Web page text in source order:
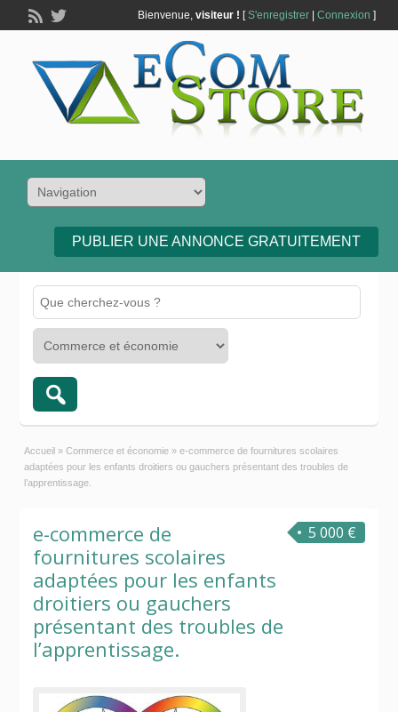
Bienvenue, visiteur ! [S'enregistrer| Connexion ]
PUBLIER UNE ANNONCE GRATUITEMENT
Accueil » Commerce et économie » e-commerce de fournitures scolaires
adaptées pour les enfants droitiers ou gauchers présentant des troubles de
l’apprentissage.
5 000 €
e-commerce de
fournitures scolaires
adaptées pour les enfants
droitiers ou gauchers
présentant des troubles de
l’apprentissage.